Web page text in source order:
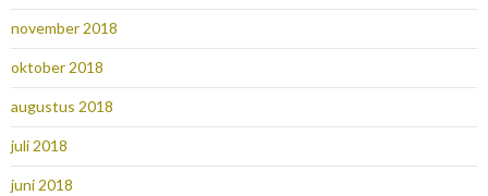
november 2018
oktober 2018
augustus 2018
juli 2018
juni 2018